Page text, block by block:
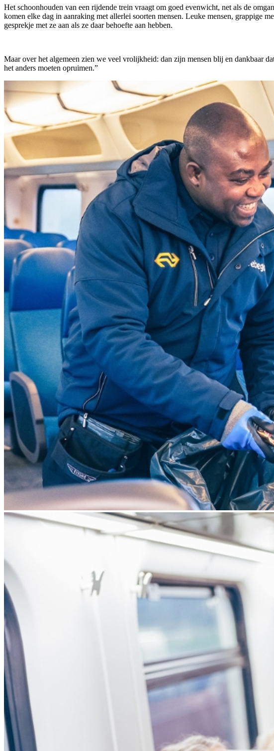
Het schoonhouden van een rijdende trein vraagt om goed evenwicht, net als de
komen elke dag in aanraking met allerlei soorten mensen. Leuke mensen, grappige
gesprekje met ze aan als ze daar behoefte aan hebben.
Maar over het algemeen zien we veel vrolijkheid: dan zijn mensen blij en dankbaar
het anders moeten opruimen.”